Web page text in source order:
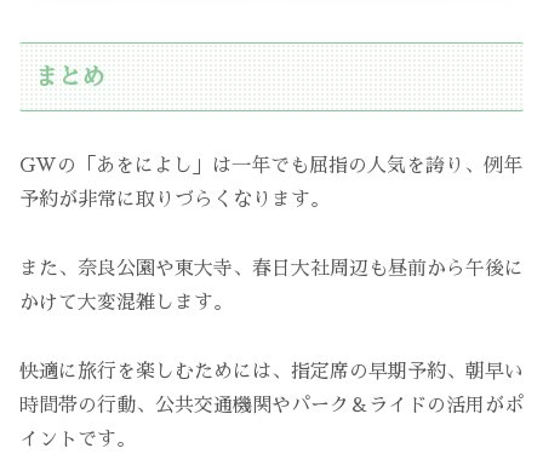
まとめ
GWの「あをによし」は一年でも屈指の人気を誇り、例年
予約が非常に取りづらくなります。
また、奈良公園や東大寺、春日大社周辺も昼前から午後に
かけて大変混雑します。
快適に旅行を楽しむためには、指定席の早期予約、朝早い
時間帯の行動、公共交通機関やパーク＆ライドの活用がポ
イントです。